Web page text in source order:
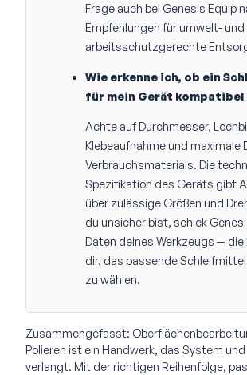
Frage auch bei Genesis Equip
Empfehlungen für umwelt- und
arbeitsschutzgerechte
Wie erkenne ich, ob ein
für mein Gerät
Achte auf Durchmesser,
Klebeaufnahme und maximale
Verbrauchsmaterials. Die
Spezifikation des Geräts gibt
über zulässige Größen und
du unsicher bist, schick
Daten deines Werkzeugs —
dir, das passende Schleifmittel
zu wählen.
Zusammengefasst:
Polieren ist ein Handwerk, das System
verlangt. Mit der richtigen Reihenfolge,